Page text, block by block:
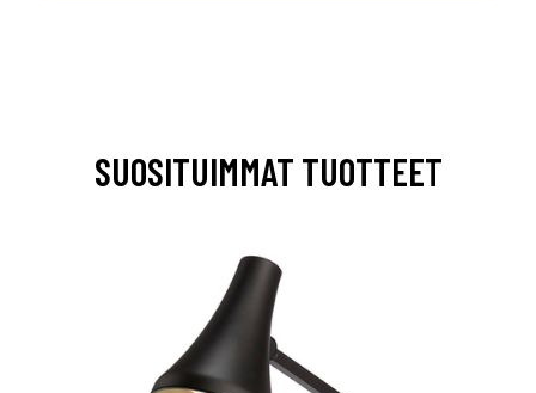
SUOSITUIMMAT TUOTTEET